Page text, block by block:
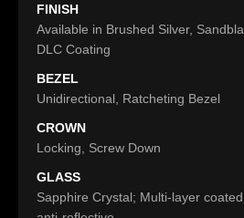
FINISH
Available in Brushed Silver,
DLC Coating
BEZEL
Unidirectional, Ratcheting Bezel
CROWN
Locking, Screw Down
GLASS
Sapphire Crystal; Multi-layer